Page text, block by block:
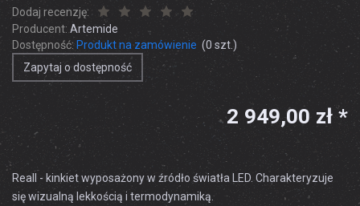
Dodaj recenzję:
Producent: Artemide
Dostępność: Produkt na zamówienie (0 szt.)
Zapytaj o dostępność
2 949,00 zł *
Reall - kinkiet wyposażony w źródło światła LED. Charakteryzuje
się wizualną lekkością i termodynamiką.